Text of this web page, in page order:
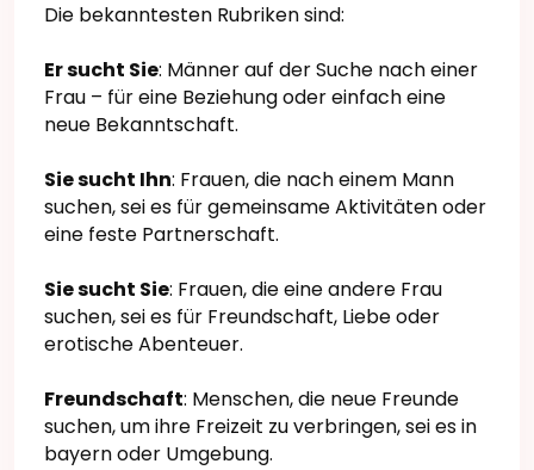
Die bekanntesten Rubriken sind:
Er sucht Sie: Männer auf der Suche nach einer
Frau – für eine Beziehung oder einfach eine
neue Bekanntschaft.
Sie sucht Ihn: Frauen, die nach einem Mann
suchen, sei es für gemeinsame Aktivitäten oder
eine feste Partnerschaft.
Sie sucht Sie: Frauen, die eine andere Frau
suchen, sei es für Freundschaft, Liebe oder
erotische Abenteuer.
Freundschaft: Menschen, die neue Freunde
suchen, um ihre Freizeit zu verbringen, sei es in
bayern oder Umgebung.